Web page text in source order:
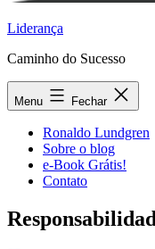
Liderança
Caminho do Sucesso
Menu Fechar
Ronaldo Lundgren
Sobre o blog
e-Book Grátis!
Contato